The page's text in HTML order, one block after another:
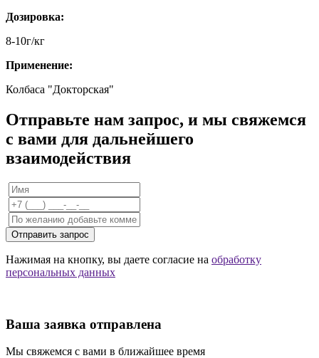
Дозировка:
8-10г/кг
Применение:
Колбаса "Докторская"
Отправьте нам запрос, и мы свяжемся
с вами для дальнейшего
взаимодействия
Отправить запрос
Нажимая на кнопку, вы даете согласие на обработку
персональных данных
Ваша заявка отправлена
Мы свяжемся с вами в ближайшее время